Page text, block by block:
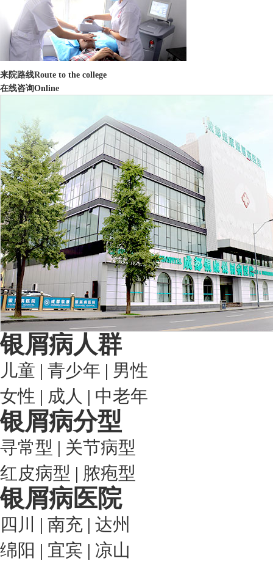
来院路线Route to the college
在线咨询Online
银屑病人群
儿童 | 青少年 | 男性
女性 | 成人 | 中老年
银屑病分型
寻常型 | 关节病型
红皮病型 | 脓疱型
银屑病医院
四川 | 南充 | 达州
绵阳 | 宜宾 | 凉山